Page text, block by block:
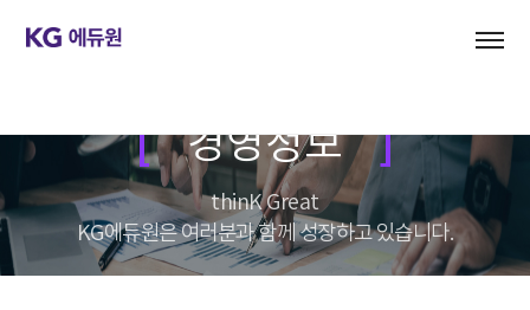
경영정보
thinK Great
KG에듀원은 여러분과 함께 성장하고 있습니다.